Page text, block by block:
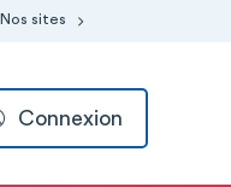
Nos sites
Connexion